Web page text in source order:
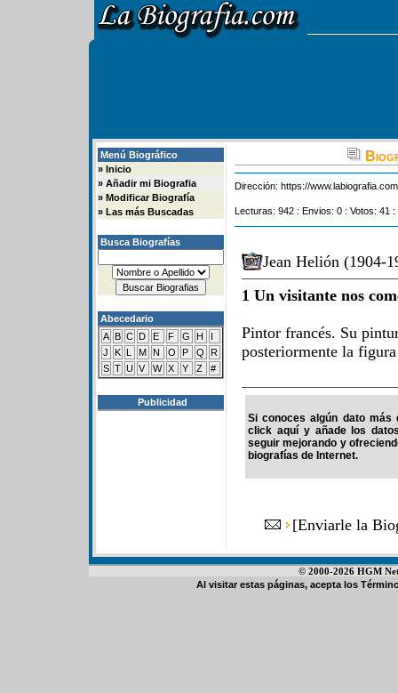
Menú Biográfico
» Inicio
» Añadir mi Biografia
» Modificar Biografía
» Las más Buscadas
Busca Biografías
Abecedario
A B C D E F G H
I
J
K L M N O P Q
R
S T U V W X Y Z #
Publicidad
Dirección: https://
Lecturas: 942 : Envios: 0 : Votos: 41
Jean Helión (1904-
1 Un visitante nos
Pintor francés. Su
posteriormente la
Si conoces algún dato
click aquí y añade los
seguir mejorando y
biografías de Internet.
[Enviarle la
© 2000-2026 HGM
Al visitar estas páginas, acepta los